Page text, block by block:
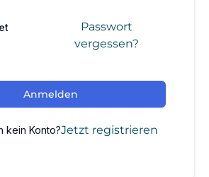
Passwort
vergessen?
Anmelden
kein Konto?Jetzt registrieren